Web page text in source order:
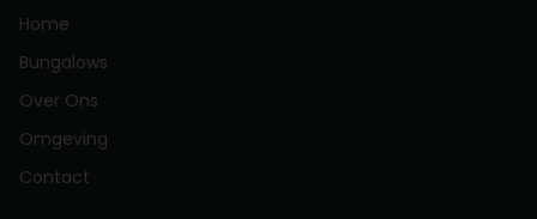
Home
Bungalows
Over Ons
Omgeving
Contact